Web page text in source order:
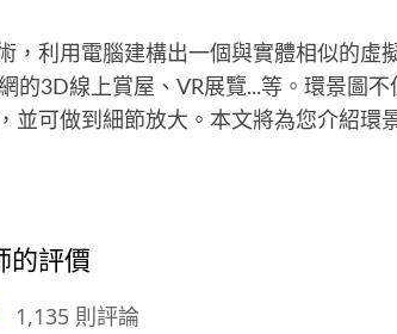
，利用電腦建構出一個與實體相似的虛
的3D線上賞屋、VR展覽...等。環景圖
並可做到細節放大。本文將為您介紹環
的評價
1,135 則評論